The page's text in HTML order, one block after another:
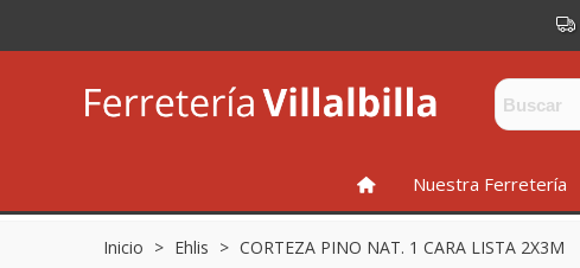
INICIONuestra Ferretería
Inicio > Ehlis > CORTEZA PINO NAT. 1 CARA LISTA 2X3M